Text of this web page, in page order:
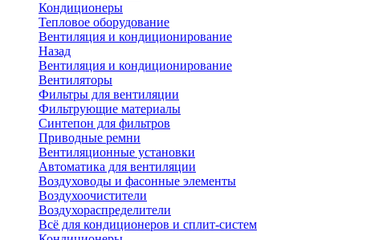
Кондиционеры
Тепловое оборудование
Вентиляция и кондиционирование
Назад
Вентиляция и кондиционирование
Вентиляторы
Фильтры для вентиляции
Фильтрующие материалы
Синтепон для фильтров
Приводные ремни
Вентиляционные установки
Автоматика для вентиляции
Воздуховоды и фасонные элементы
Воздухоочистители
Воздухораспределители
Всё для кондиционеров и сплит-систем